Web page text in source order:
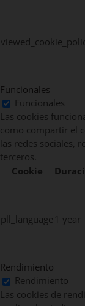
Funcionales
Funcionales
Las cookies
como compartir el
las redes sociales,
terceros.
Cookie
pll_language 1 year
Rendimiento
Rendimiento
Las cookies de